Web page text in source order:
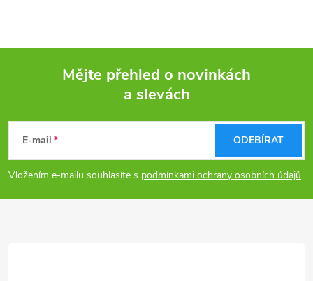
p
Mějte přehled o novinkách
a slevách
E-mail
Vložením e-mailu souhlasíte s podmínkami ochrany osobních údajů
ODEBÍRAT